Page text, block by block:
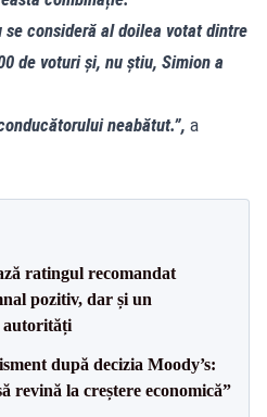
se consideră al doilea votat dintre
de voturi și, nu știu, Simion a
neabătut.”, a
ratingul recomandat
pozitiv, dar și un
autorități
după decizia Moody’s:
revină la creștere economică”